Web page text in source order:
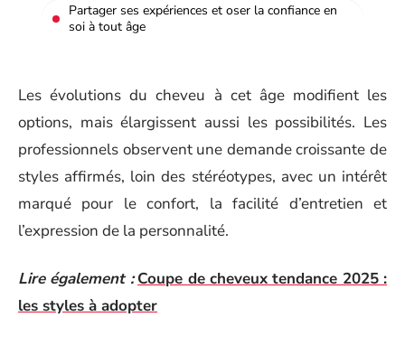
Partager ses expériences et oser la confiance en
soi à tout âge
Les évolutions du cheveu à cet âge modifient les
options, mais élargissent aussi les possibilités. Les
professionnels observent une demande croissante de
styles affirmés, loin des stéréotypes, avec un intérêt
marqué pour le confort, la facilité d’entretien et
l’expression de la personnalité.
Lire également : Coupe de cheveux tendance 2025 :
les styles à adopter